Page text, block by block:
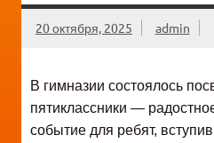
20 октября, 2025 admin
В гимназии состоялось
пятиклассники —
событие для ребят,